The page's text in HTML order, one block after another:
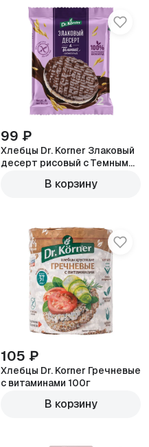
99 ₽
Хлебцы Dr. Korner Злаковый
десерт рисовый с Темным
В корзину
105 ₽
Хлебцы Dr. Korner Гречневые
с витаминами 100г
В корзину